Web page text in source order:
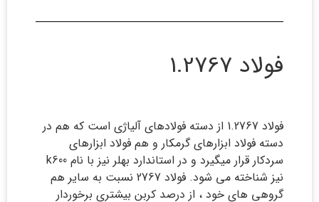
فولاد 1.2767
فولاد 1.2767 از دسته فولادهای آلیاژی است که هم در
دسته فولاد ابزارهای گرمکار و هم فولاد ابزارهای
سردکار قرار میگیرد و در استاندارد بهلر نیز با نام k600
نیز شناخته می شود. فولاد 2767 نسبت به سایر هم
گروهی های خود ، از درصد کربن بیشتری برخوردار